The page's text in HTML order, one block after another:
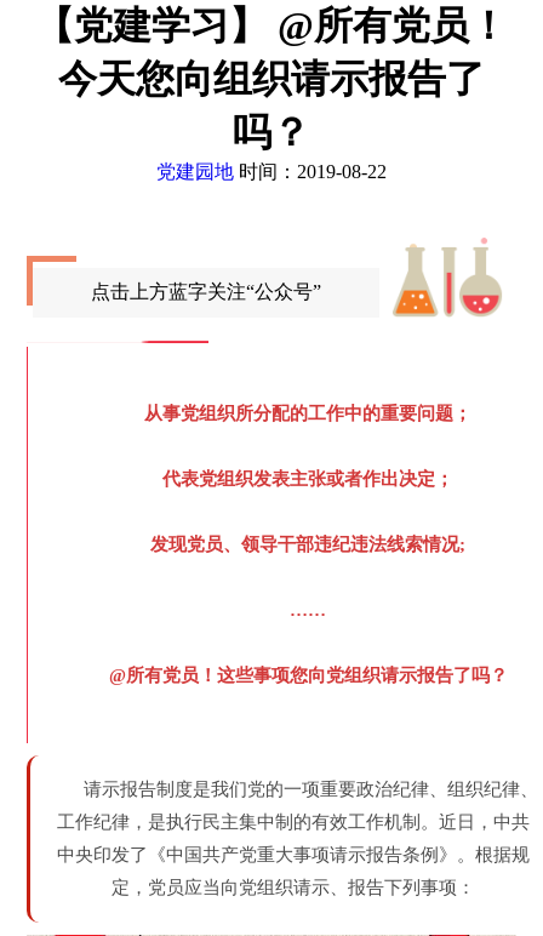
【党建学习】 @所有党员！
今天您向组织请示报告了
吗？
党建园地 时间：2019-08-22
点击上方蓝字关注“公众号”
从事党组织所分配的工作中的重要问题；
代表党组织发表主张或者作出决定；
发现党员、领导干部违纪违法线索情况;
……
@所有党员！这些事项您向党组织请示报告了吗？
请示报告制度是我们党的一项重要政治纪律、组织纪律、
工作纪律，是执行民主集中制的有效工作机制。近日，中共
中央印发了《中国共产党重大事项请示报告条例》。根据规
定，党员应当向党组织请示、报告下列事项：